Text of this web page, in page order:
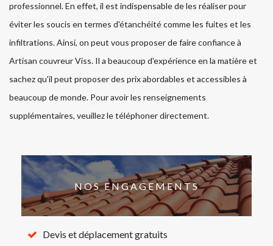
professionnel. En effet, il est indispensable de les réaliser pour
éviter les soucis en termes d'étanchéité comme les fuites et les
infiltrations. Ainsi, on peut vous proposer de faire confiance à
Artisan couvreur Viss. Il a beaucoup d'expérience en la matière et
sachez qu'il peut proposer des prix abordables et accessibles à
beaucoup de monde. Pour avoir les renseignements
supplémentaires, veuillez le téléphoner directement.
NOS ENGAGEMENTS
Devis et déplacement gratuits